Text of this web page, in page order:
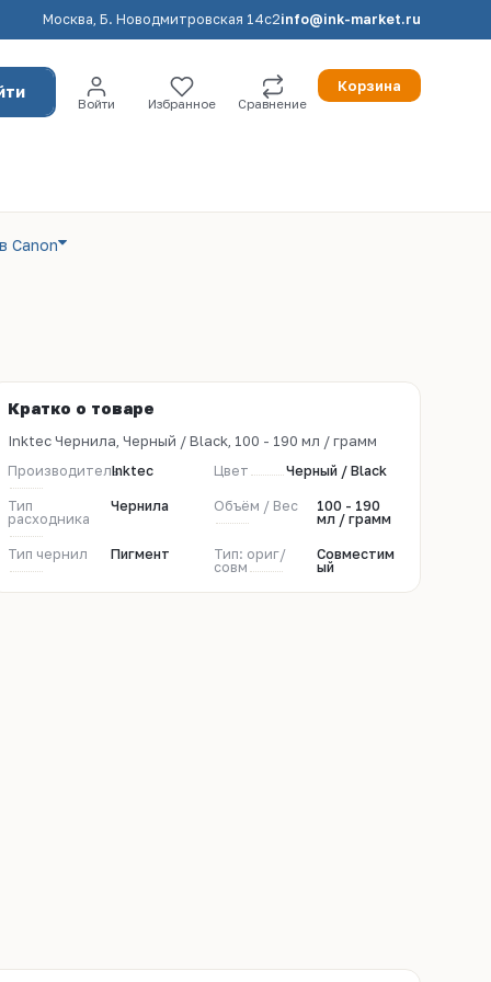
Москва, Б. Новодмитровская 14с2info@ink-market.ru
Войти Избранное Сравнение
Корзина
Canon
Кратко о товаре
Inktec Чернила, Черный / Black, 100 - 190 мл / грамм
ПроизводительInktec Цвет Черный / Black
Тип
расходника
Чернила Объём / Вес
100 - 190
мл / грамм
Тип чернил Пигмент
Тип: ориг/
совм
Совместим
ый